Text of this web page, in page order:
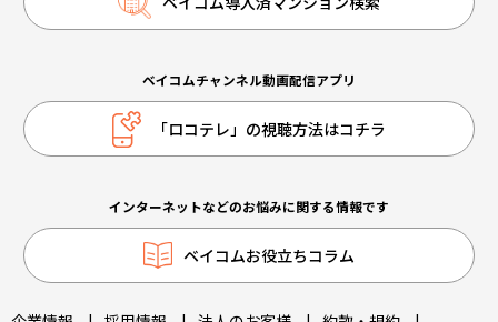
ベイコムチャンネル動画配信アプリ
「ロコテレ」の視聴方法はコチラ
インターネットなどのお悩みに関する情報です
ベイコムお役立ちコラム